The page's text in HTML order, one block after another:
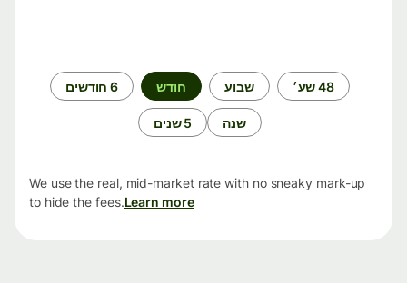
48 שע׳ שבוע חודש 6 חודשים
שנה 5 שנים
We use the real, mid-market rate with no sneaky mark-up
to hide the fees.Learn more